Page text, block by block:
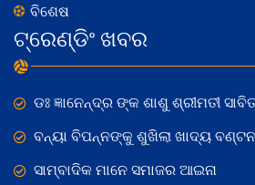
ବିଶେଷ
ଟ୍ରେଣ୍ଡିଂ ଖବର
ଡଃ ଜ୍ଞାନେନ୍ଦ୍ର ଙ୍କ ଶାଶୁ ଶ୍ରୀମତୀ
ବନ୍ୟା ବିପନ୍ନଙ୍କୁ ଶୁଖିଲା ଖାଦ୍ୟ ବଣ୍ଟନ
ସାମ୍ବାଦିକ ମାନେ ସମାଜର ଆଇନା